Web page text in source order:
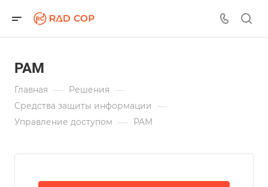
PAM
Главная — Решения —
Средства защиты информации —
Управление доступом — PAM